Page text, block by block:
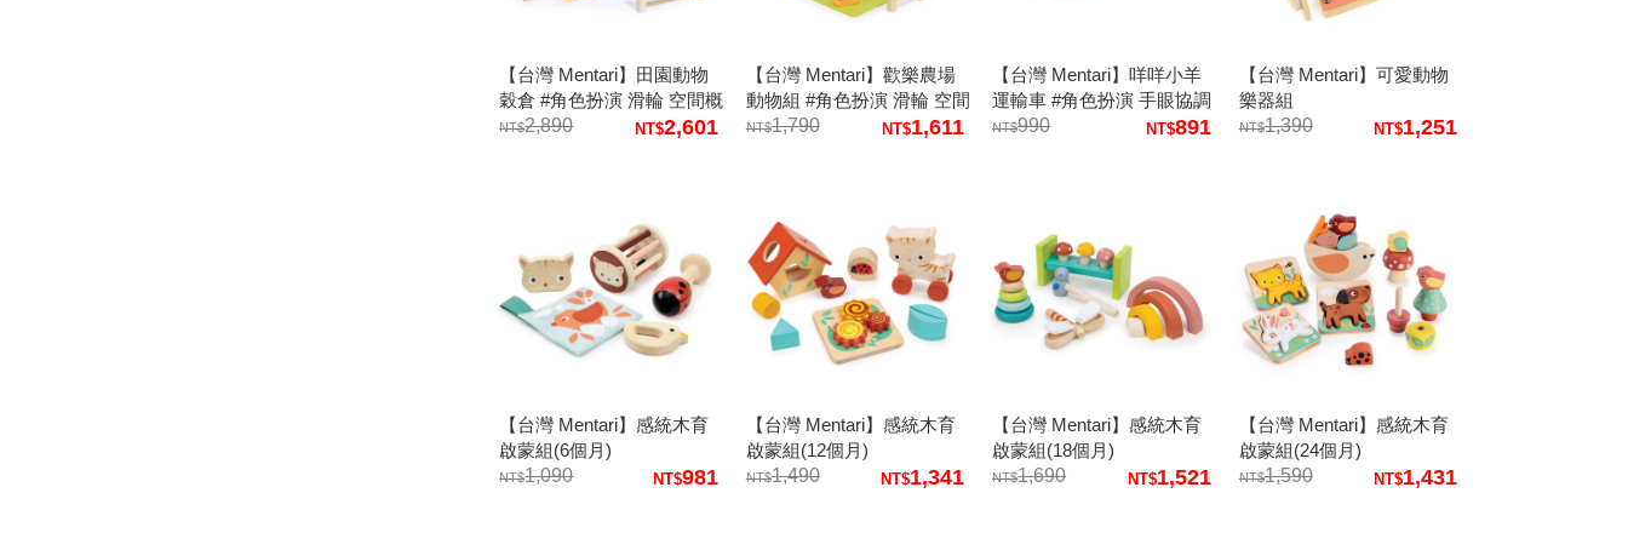
【台灣 Mentari】田園動物
穀倉 #角色扮演 滑輪 空間概
念 2,890 2,601
【台灣 Mentari】歡樂農場
動物組 #角色扮演 滑輪 空間
概念1,790 1,611
【台灣 Mentari】咩咩小羊
運輸車 #角色扮演 手眼協調
990
891
【台灣 Mentari】可愛動物
樂器組
1,390
1,251
【台灣 Mentari】感統木育
啟蒙組(6個月)
1,090
981
【台灣 Mentari】感統木育
啟蒙組(12個月)
1,490
1,341
【台灣 Mentari】感統木育
啟蒙組(18個月)
1,690
1,521
【台灣 Mentari】感統木育
啟蒙組(24個月)
1,590
1,431